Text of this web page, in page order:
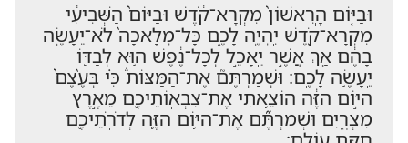
וּבַיּ֤וֹם הָֽרִאשׁוֹן֙ מִקְרָא־קֹ֔דֶשׁ וּבַיּוֹם֙ הַשְּׁבִיעִ֔י
מִקְרָא־קֹ֖דֶשׁ יִֽהְיֶ֣ה לָכֶ֑ם כָּל־מְלָאכָה֙ לֹֽא־יֵעָשֶׂ֣ה
בָהֶ֔ם אַ֚ךְ אֲשֶׁ֣ר יֵֽאָכֵ֣ל לְכָל־נֶ֔פֶשׁ ה֥וּא לְבַדּ֖וֹ
יֵֽעָשֶׂ֥ה לָכֶֽם׃ וּשְׁמַרְתֶּם֮ אֶת־הַמַּצּוֹת֒ כִּ֗י בְּעֶ֨צֶם֙
הַיּ֣וֹם הַזֶּ֔ה הוֹצֵ֥אתִי אֶת־צִבְאֽוֹתֵיכֶ֖ם מֵאֶ֣רֶץ
מִצְרָ֑יִם וּשְׁמַרְתֶּ֞ם אֶת־הַיּ֥וֹם הַזֶּ֛ה לְדֹרֹֽתֵיכֶ֖ם